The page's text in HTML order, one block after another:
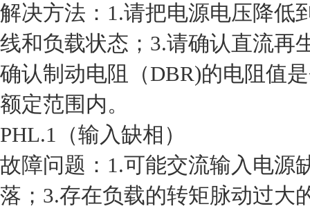
解决方法：1.请把电源电压降低
线和负载状态；3.请确认直流再
确认制动电阻（DBR)的电阻值是
额定范围内。
PHL.1（输入缺相）
故障问题：1.可能交流输入电源
落；3.存在负载的转矩脉动过